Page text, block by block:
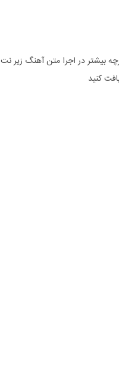
بیشتر در اجرا متن آهنگ زیر نت
کنید